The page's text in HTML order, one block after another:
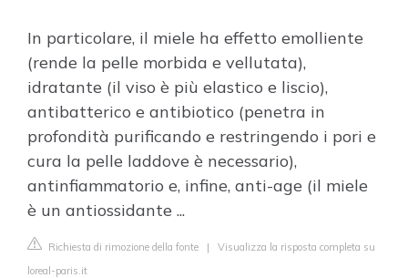
In particolare, il miele ha effetto emolliente
(rende la pelle morbida e vellutata),
idratante (il viso è più elastico e liscio),
antibatterico e antibiotico (penetra in
profondità purificando e restringendo i pori e
cura la pelle laddove è necessario),
antinfiammatorio e, infine, anti-age (il miele
è un antiossidante ...
Richiesta di rimozione della fonte | Visualizza la risposta completa su
loreal-paris.it